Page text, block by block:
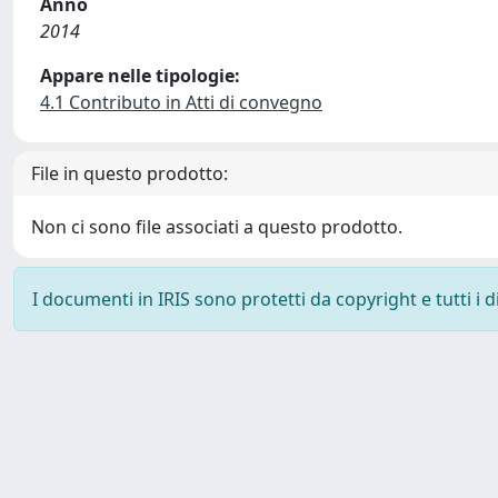
2014
Appare nelle tipologie:
4.1 Contributo in Atti di convegno
File in questo prodotto:
Non ci sono file associati a questo prodotto.
I documenti in IRIS sono protetti da copyright e tutti i